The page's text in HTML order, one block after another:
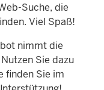
Suche, die
Viel Spaß!
nimmt die
Sie dazu
finden Sie im